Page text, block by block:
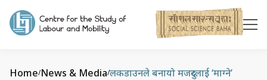
Home/News & Media/लकडाउनले बनायो मजदुरलाई ‘माग्‍ने’